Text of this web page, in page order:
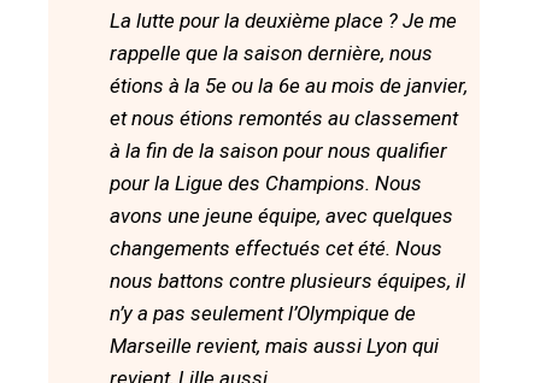
La lutte pour la deuxième place ? Je me
rappelle que la saison dernière, nous
étions à la 5e ou la 6e au mois de janvier,
et nous étions remontés au classement
à la fin de la saison pour nous qualifier
pour la Ligue des Champions. Nous
avons une jeune équipe, avec quelques
changements effectués cet été. Nous
nous battons contre plusieurs équipes, il
n’y a pas seulement l’Olympique de
Marseille revient, mais aussi Lyon qui